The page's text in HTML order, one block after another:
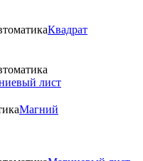
Квадрат
лист
Магний